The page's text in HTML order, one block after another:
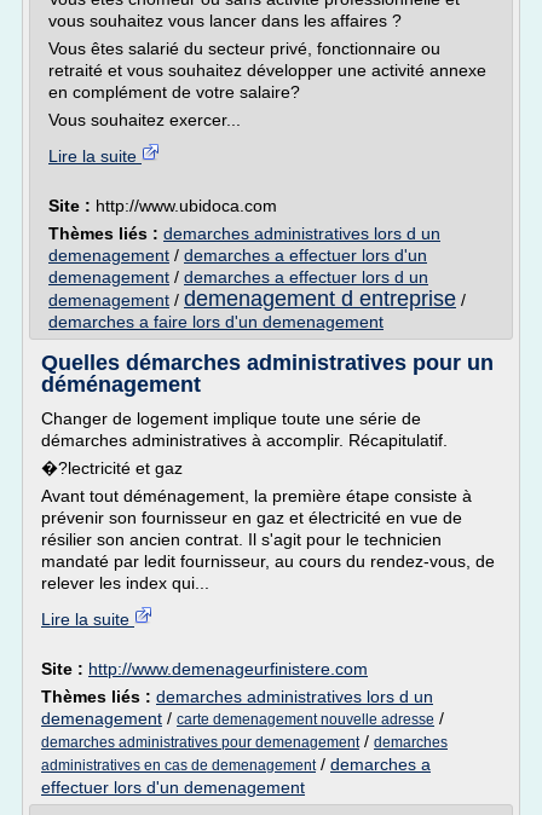
vous souhaitez vous lancer dans les affaires ?
Vous êtes salarié du secteur privé, fonctionnaire ou
retraité et vous souhaitez développer une activité annexe
en complément de votre salaire?
Vous souhaitez exercer...
Lire la suite
Site : http://www.ubidoca.com
Thèmes liés : demarches administratives lors d un
demenagement / demarches a effectuer lors d'un
demenagement / demarches a effectuer lors d un
demenagement / demenagement d entreprise /
demarches a faire lors d'un demenagement
Quelles démarches administratives pour un
déménagement
Changer de logement implique toute une série de
démarches administratives à accomplir. Récapitulatif.
�?lectricité et gaz
Avant tout déménagement, la première étape consiste à
prévenir son fournisseur en gaz et électricité en vue de
résilier son ancien contrat. Il s'agit pour le technicien
mandaté par ledit fournisseur, au cours du rendez-vous, de
relever les index qui...
Lire la suite
Site : http://www.demenageurfinistere.com
Thèmes liés : demarches administratives lors d un
demenagement / carte demenagement nouvelle adresse /
demarches administratives pour demenagement/ demarches
administratives en cas de demenagement/ demarches a
effectuer lors d'un demenagement